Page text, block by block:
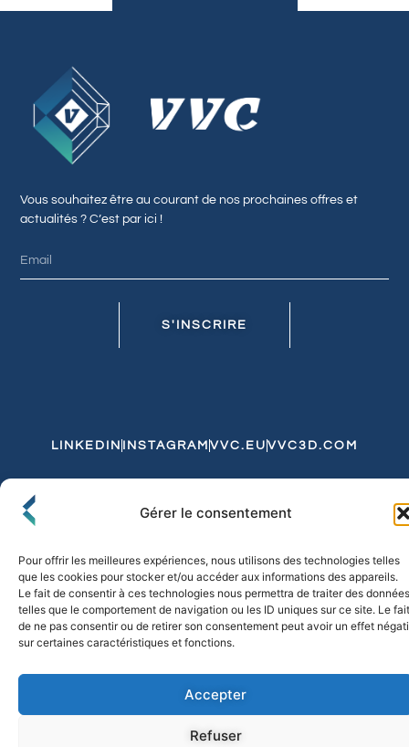
Gérer le consentement
Pour offrir les meilleures expériences, nous utilisons des technologies telles
que les cookies pour stocker et/ou accéder aux informations des appareils.
Le fait de consentir à ces technologies nous permettra de traiter des données
telles que le comportement de navigation ou les ID uniques sur ce site. Le fait
de ne pas consentir ou de retirer son consentement peut avoir un effet
sur certaines caractéristiques et fonctions.
Accepter
Refuser
Vous souhaitez être au courant de nos prochaines offres et
actualités ? C’est par ici !
S'INSCRIRE
LINKEDIN INSTAGRAM VVC.EU VVC3D.COM
Politique de Confidentialité et de CookiesExpédition et Livraison
© 2026 FLO & CO. All Rights Reserved